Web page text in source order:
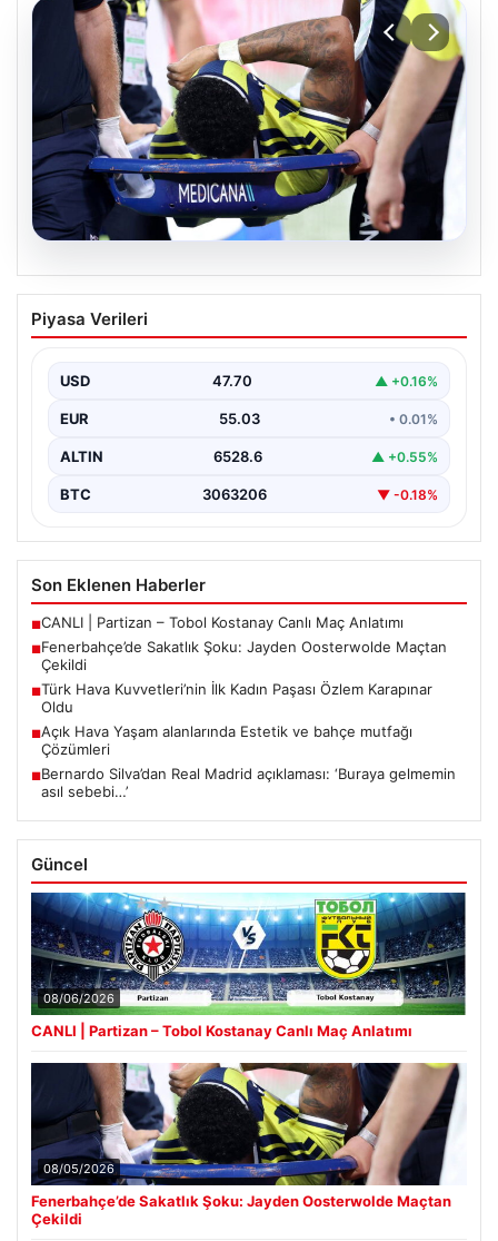
05.08.2026
Fenerbahçe’de Sakatlık Şoku: Jayden
Oosterwolde Maçtan Çekildi
Oosterwolde, UEFA Avrupa Ligi'nde Sturm Graz ile
karşılaştıkları zorlu mücadelede…
Piyasa Verileri
USD 47.70 ▲ +0.16%
EUR 55.03 • 0.01%
ALTIN 6528.6 ▲ +0.55%
BTC 3063206 ▼ -0.18%
Son Eklenen Haberler
■CANLI | Partizan – Tobol Kostanay Canlı Maç Anlatımı
■Fenerbahçe’de Sakatlık Şoku: Jayden Oosterwolde Maçtan
Çekildi
■Türk Hava Kuvvetleri’nin İlk Kadın Paşası Özlem Karapınar
Oldu
■Açık Hava Yaşam alanlarında Estetik ve bahçe mutfağı
Çözümleri
■Bernardo Silva’dan Real Madrid açıklaması: ‘Buraya gelmemin
asıl sebebi…’
Güncel
08/06/2026
CANLI | Partizan – Tobol Kostanay Canlı Maç Anlatımı
08/05/2026
Fenerbahçe’de Sakatlık Şoku: Jayden Oosterwolde Maçtan
Çekildi